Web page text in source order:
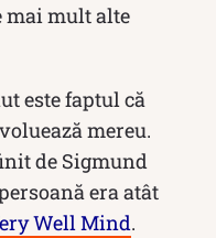
mai mult alte
este faptul că
mereu.
de Sigmund
era atât
Well Mind.